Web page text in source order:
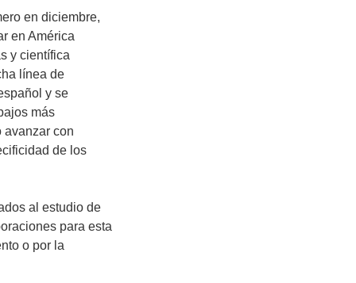
en diciembre,
en América
y científica
línea de
y se
más
avanzar con
de los
al estudio de
para esta
o por la